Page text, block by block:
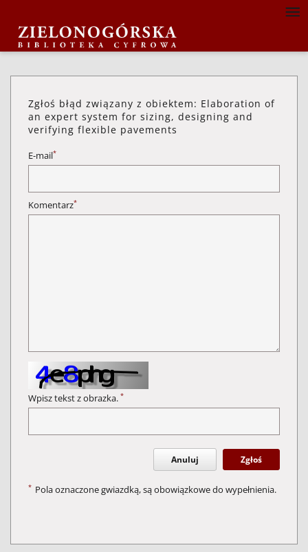
Zgłoś błąd związany z obiektem: Elaboration of
an expert system for sizing, designing and
verifying flexible pavements
E-mail*
Komentarz*
Wpisz tekst z obrazka. *
Anuluj Zgłoś
* Pola oznaczone gwiazdką, są obowiązkowe do wypełnienia.